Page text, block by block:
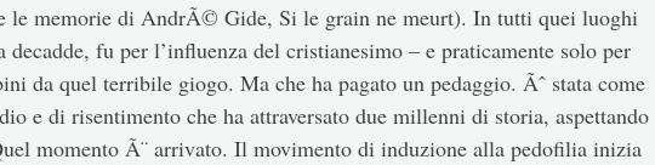
le memorie di AndrÃ© Gide, Si le grain ne meurt). In tutti quei luoghi
fu per l’influenza del cristianesimo – e praticamente solo per
da quel terribile giogo. Ma che ha pagato un pedaggio. Ãˆ stata come
e di risentimento che ha attraversato due millenni di storia, aspettando
momento Ã¨ arrivato. Il movimento di induzione alla pedofilia inizia